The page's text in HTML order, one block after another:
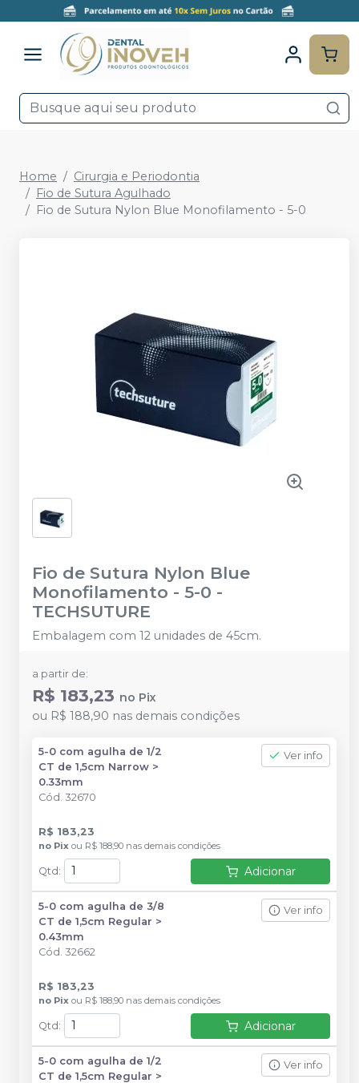
Home
Cirurgia e Periodontia
Fio de Sutura Agulhado
Fio de Sutura Nylon Blue Monofilamento - 5-0
Fio de Sutura Nylon Blue
Monofilamento - 5-0 -
TECHSUTURE
Embalagem com 12 unidades de 45cm.
a partir de:
R$ 183,23 no Pix
ou R$ 188,90 nas demais condições
5-0 com agulha de 1/2
CT de 1,5cm Narrow >
0.33mm
Cód. 32670
Ver info
R$ 183,23
no Pix ou R$ 188,90 nas demais condições
Qtd : Adicionar
5-0 com agulha de 3/8
CT de 1,5cm Regular >
0.43mm
Cód. 32662
Ver info
R$ 183,23
no Pix ou R$ 188,90 nas demais condições
Qtd : Adicionar
5-0 com agulha de 1/2
CT de 1,5cm Regular >
Ver info